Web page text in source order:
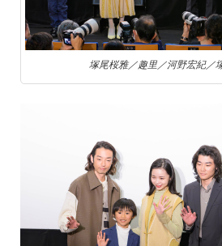
塚尾桜雅／趣里／河野宏紀／